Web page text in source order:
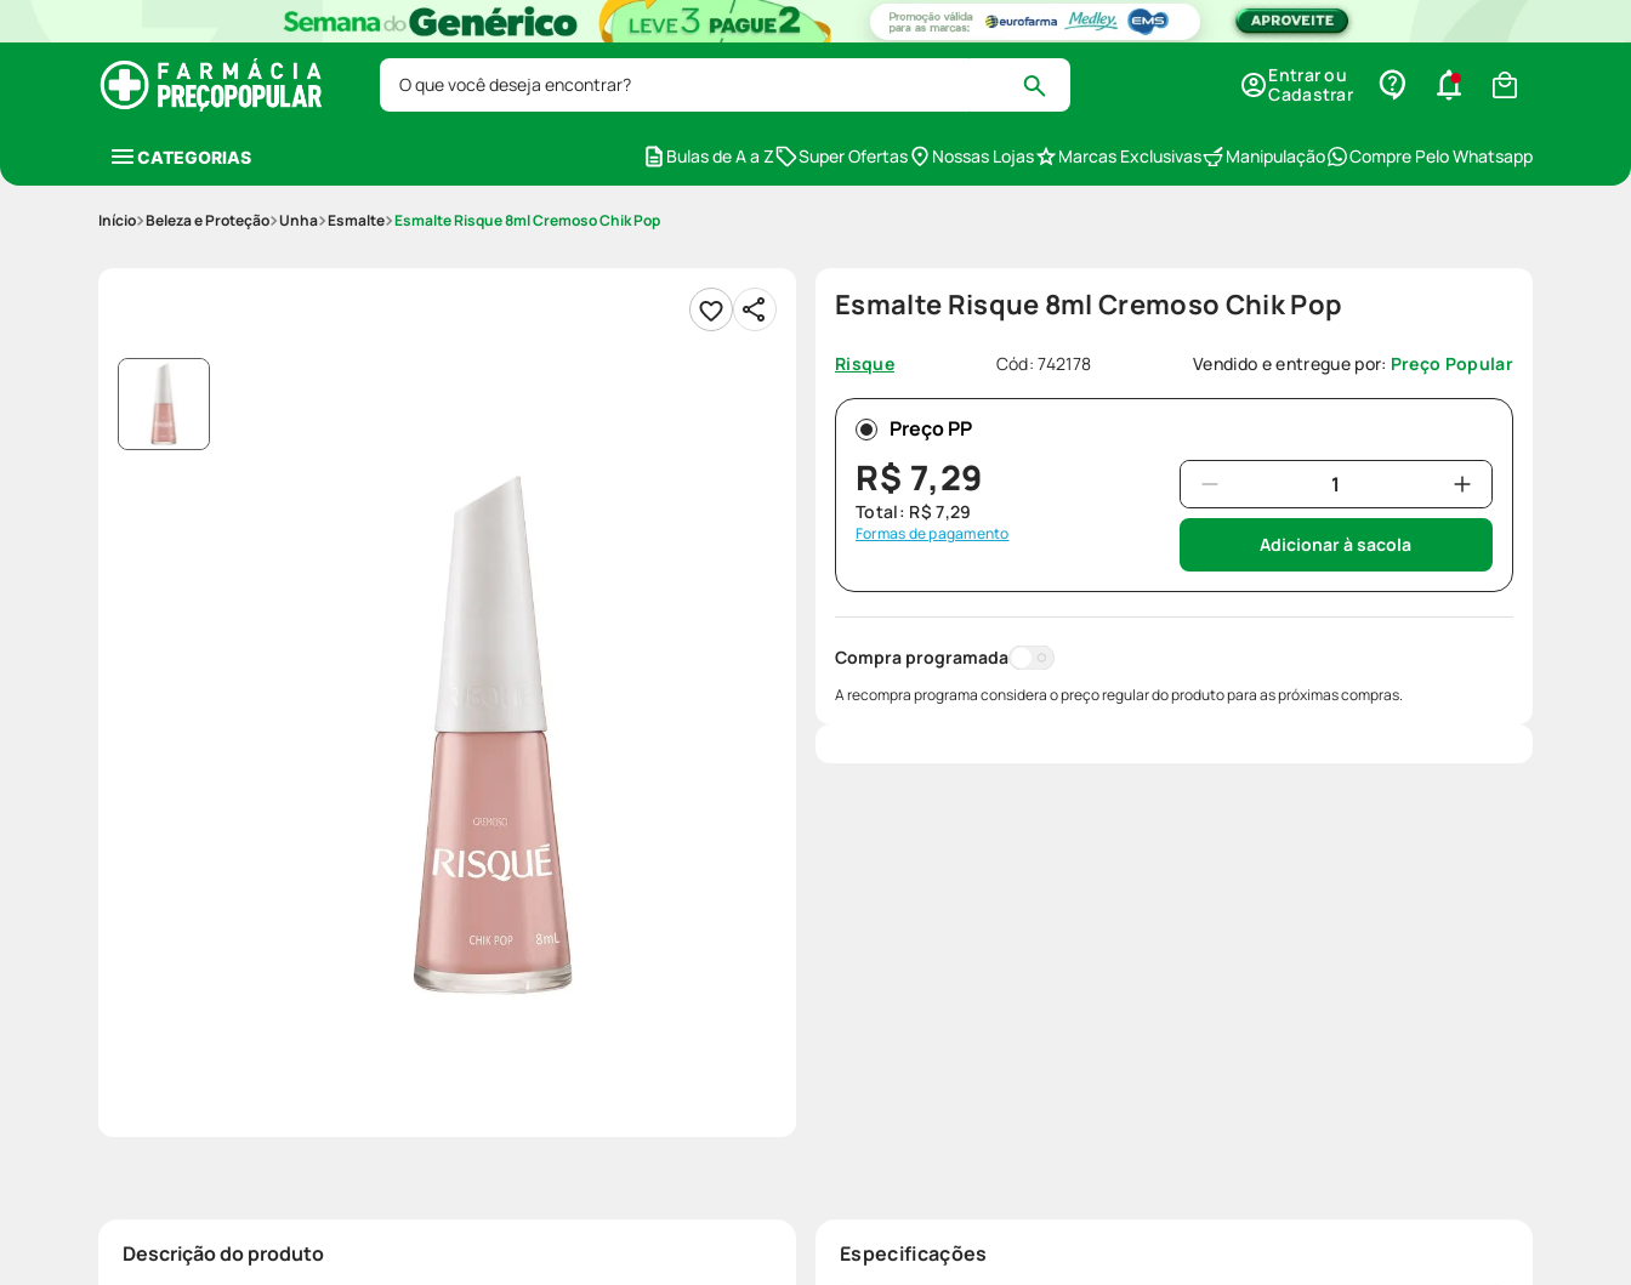
O que você deseja encontrar?
Entrar ou
Cadastrar
CATEGORIAS Bulas de A a Z Super Ofertas Nossas Lojas Marcas Exclusivas Manipulação Compre Pelo Whatsapp
Beleza e Proteção Unha Esmalte Esmalte Risque 8ml Cremoso Chik Pop
Esmalte Risque 8ml Cremoso Chik Pop
Risque Cód:742178 Vendido e entregue por: Preço Popular
Preço PP
R$ 7,29
Total: R$ 7,29
Formas de pagamento Adicionar à sacola
Compra programada
A recompra programa considera o preço regular do produto para as próximas compras.
Descrição do produto Especificações